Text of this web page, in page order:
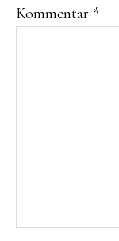
Kommentar *